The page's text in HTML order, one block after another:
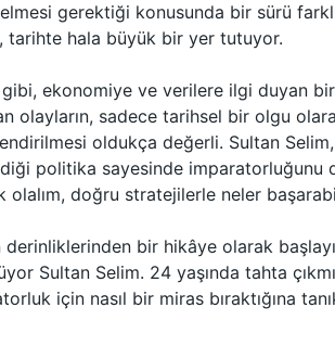
gerektiği konusunda bir sürü
tarihte hala büyük bir yer tutuyor.
ekonomiye ve verilere ilgi duyan bir
olayların, sadece tarihsel bir olgu
oldukça değerli. Sultan
politika sayesinde imparatorluğunu
olalım, doğru stratejilerle neler
derinliklerinden bir hikâye olarak
Sultan Selim. 24 yaşında tahta
için nasıl bir miras bıraktığına